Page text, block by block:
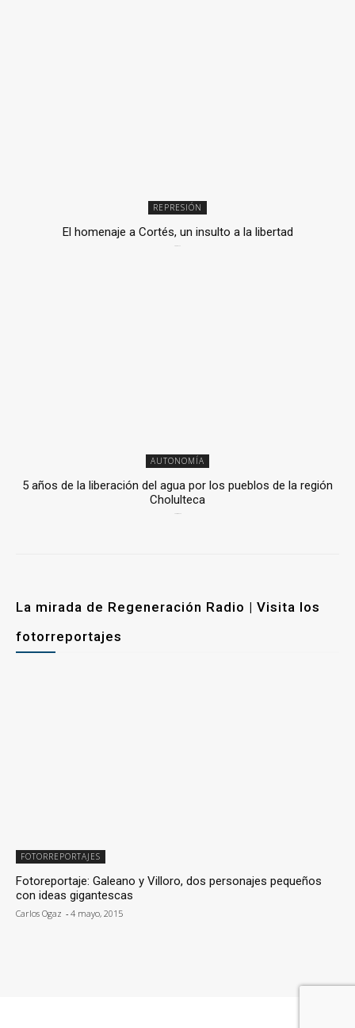
REPRESIÓN
El homenaje a Cortés, un insulto a la libertad
AUTONOMÍA
5 años de la liberación del agua por los pueblos de la región
Cholulteca
La mirada de Regeneración Radio | Visita los
fotorreportajes
FOTORREPORTAJES
Fotoreportaje: Galeano y Villoro, dos personajes pequeños
con ideas gigantescas
Carlos Ogaz - 4 mayo, 2015